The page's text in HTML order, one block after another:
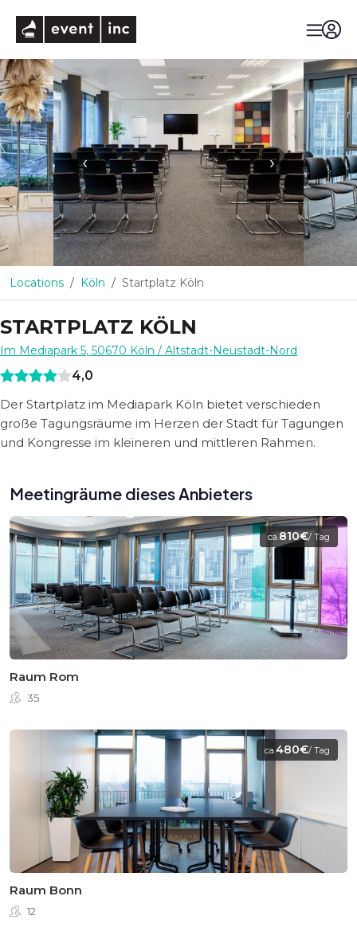
‹ ›
Locations Köln Startplatz Köln
STARTPLATZ KÖLN
Im Mediapark 5, 50670 Köln / Altstadt-Neustadt-Nord
4,0
Der Startplatz im Mediapark Köln bietet verschieden
große Tagungsräume im Herzen der Stadt für Tagungen
und Kongresse im kleineren und mittleren Rahmen.
Meetingräume dieses Anbieters
ca.810€/ Tag
Raum Rom
35
ca.480€/ Tag
Raum Bonn
12